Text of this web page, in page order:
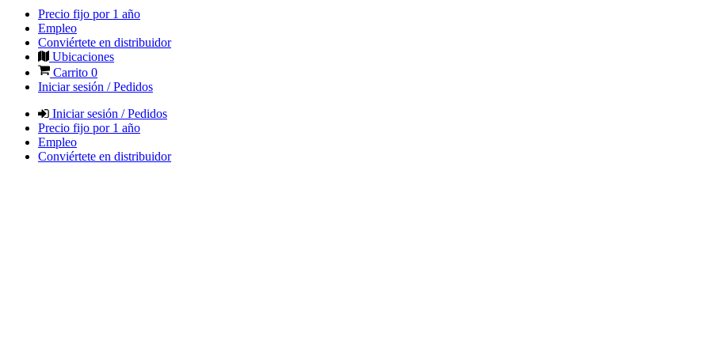
Precio fijo por 1 año
Empleo
Conviértete en distribuidor
Ubicaciones
Carrito 0
Iniciar sesión / Pedidos
Iniciar sesión / Pedidos
Precio fijo por 1 año
Empleo
Conviértete en distribuidor